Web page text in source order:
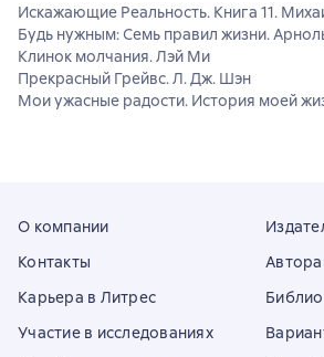
Искажающие Реальность. Книга 11.
Будь нужным: Семь правил жизни.
Клинок молчания. Лэй Ми
Прекрасный Грейвс. Л. Дж. Шэн
Мои ужасные радости. История моей
О компании
Контакты
Карьера в Литрес
Участие в исследованиях